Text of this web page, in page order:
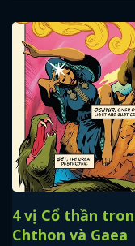
4 vị Cổ thần
Chthon và Gaea